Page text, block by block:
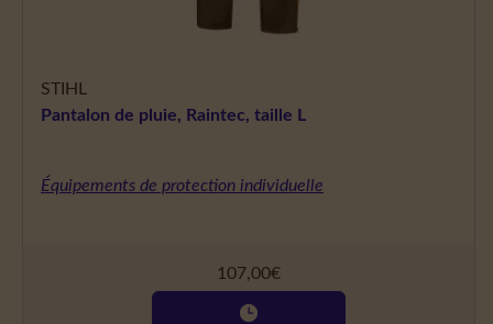
STIHL
Pantalon de pluie, Raintec, taille L
Équipements de protection individuelle
107,00€